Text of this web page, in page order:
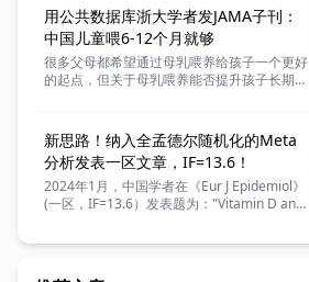
用公共数据库浙大学者发JAMA子刊：
中国儿童喂6-12个月就够
很多父母都希望通过母乳喂养给孩子一个更好
的起点，但关于母乳喂养能否提升孩子长期认
干扰，那么在中国青少年群体中，这两者之间
到底存在怎样的联系？ 今天分享一篇浙江大
学的学者发表在《JAMA Network Open》
（医学一区top，IF=6.9）的研究论文，研究
团队使用中国家庭追踪调查（CFPS）的数
新思路！纳入全孟德尔随机化的Meta
分析发表一区文章，IF=13.6！
2024年1月，中国学者在《Eur J Epidemiol》
(一区，IF=13.6）发表题为："Vitamin D and